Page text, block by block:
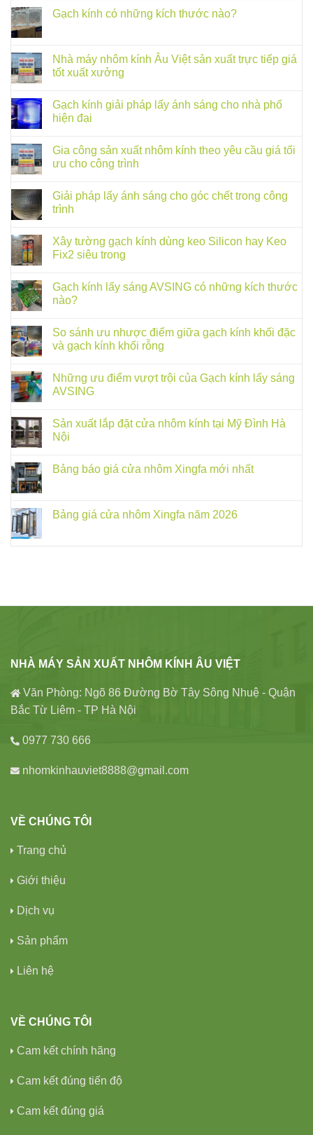
Gạch kính có những kích thước nào?
Nhà máy nhôm kính Âu Việt sản xuất trực tiếp giá
tốt xuất xưởng
Gạch kính giải pháp lấy ánh sáng cho nhà phố
hiện đại
Gia công sản xuất nhôm kính theo yêu cầu giá tối
ưu cho công trình
Giải pháp lấy ánh sáng cho góc chết trong công
trình
Xây tường gạch kính dùng keo Silicon hay Keo
Fix2 siêu trong
Gạch kính lấy sáng AVSING có những kích thước
nào?
So sánh ưu nhược điểm giữa gạch kính khối đặc
và gạch kính khối rỗng
Những ưu điểm vượt trội của Gạch kính lấy sáng
AVSING
Sản xuất lắp đặt cửa nhôm kính tại Mỹ Đình Hà
Nội
Bảng báo giá cửa nhôm Xingfa mới nhất
Bảng giá cửa nhôm Xingfa năm 2026
NHÀ MÁY SẢN XUẤT NHÔM KÍNH ÂU VIỆT
Văn Phòng: Ngõ 86 Đường Bờ Tây Sông Nhuệ - Quận
Bắc Từ Liêm - TP Hà Nội
0977 730 666
nhomkinhauviet8888@gmail.com
VỀ CHÚNG TÔI
Trang chủ
Giới thiệu
Dịch vụ
Sản phẩm
Liên hệ
VỀ CHÚNG TÔI
Cam kết chính hãng
Cam kết đúng tiến độ
Cam kết đúng giá